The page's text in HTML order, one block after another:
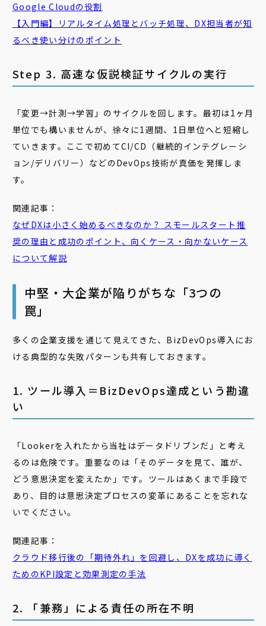
Google Cloudの役割
【入門編】リアルタイム処理とバッチ処理、DX担当者が知
るべき使い分けのポイント
Step 3. 高速な仮説検証サイクルの実行
「変更→計測→学習」のサイクルを回します。最初は1ヶ月
単位でも構いませんが、徐々に1週間、1日単位へと短縮し
ていきます。ここで初めてCI/CD（継続的インテグレーシ
ョン/デリバリー）などのDevOps技術が真価を発揮しま
す。
関連記事：
なぜDXは小さく始めるべきなのか？ スモールスタート推
奨の理由と成功のポイント、向くケース・向かないケース
について解説
中堅・大企業が陥りがちな「3つの
罠」
多くの企業支援を通じて見えてきた、BizDevOps導入にお
ける典型的な失敗パターンも共有しておきます。
1. ツール導入＝BizDevOps達成という勘違
い
「Lookerを入れたから当社はデータドリブンだ」と考え
るのは危険です。重要なのは「そのデータを見て、誰が、
どう意思決定を変えたか」です。ツールはあくまで手段で
あり、目的は意思決定プロセスの変革にあることを忘れな
いでください。
関連記事：
クラウド移行後の「期待外れ」を回避し、DXを成功に導く
ためのKPI設定と効果測定の手法
2. 「兼務」による責任の所在不明